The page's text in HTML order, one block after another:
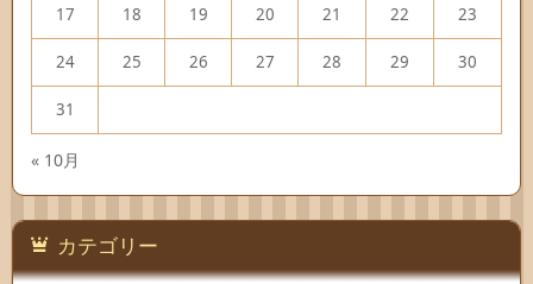
17 18 19 20 21 22 23
24 25 26 27 28 29 30
31
« 10月
カテゴリー